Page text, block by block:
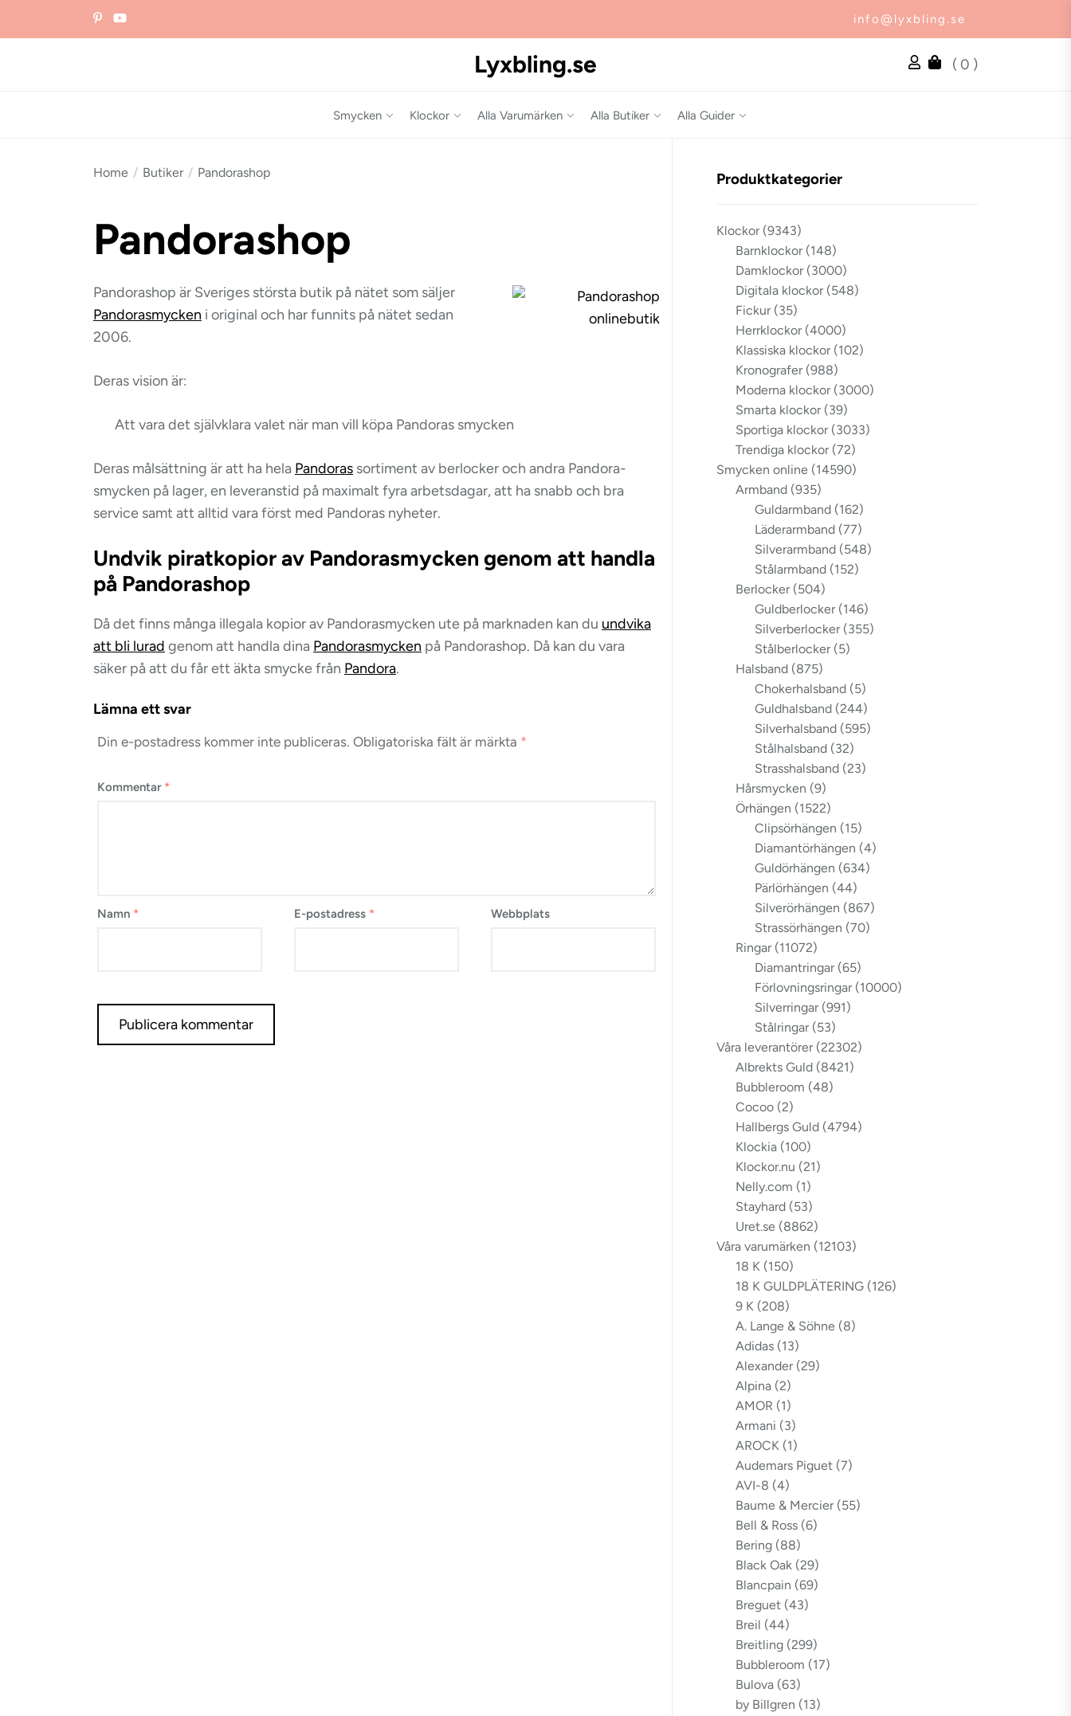
info@lyxbling.se
Lyxbling.se ( 0 )
Smycken Klockor Alla Varumärken Alla Butiker Alla Guider
Home Butiker Pandorashop
Pandorashop
Pandorashop är Sveriges största butik på nätet som säljer
Pandorasmycken i original och har funnits på nätet sedan
2006.
Deras vision är:
Att vara det självklara valet när man vill köpa Pandoras smycken
Deras målsättning är att ha hela Pandoras sortiment av berlocker och andra Pandora-
smycken på lager, en leveranstid på maximalt fyra arbetsdagar, att ha snabb och bra
service samt att alltid vara först med Pandoras nyheter.
Undvik piratkopior av Pandorasmycken genom att handla
på Pandorashop
Då det finns många illegala kopior av Pandorasmycken ute på marknaden kan du undvika
att bli lurad genom att handla dina Pandorasmycken på Pandorashop. Då kan du vara
säker på att du får ett äkta smycke från Pandora.
Lämna ett svar
Din e-postadress kommer inte publiceras. Obligatoriska fält är märkta *
Kommentar *
Namn * E-postadress * Webbplats
Produktkategorier
Klockor (9343)
Barnklockor (148)
Damklockor (3000)
Digitala klockor (548)
Fickur (35)
Herrklockor (4000)
Klassiska klockor (102)
Kronografer (988)
Moderna klockor (3000)
Smarta klockor (39)
Sportiga klockor (3033)
Trendiga klockor (72)
Smycken online (14590)
Armband (935)
Guldarmband (162)
Läderarmband (77)
Silverarmband (548)
Stålarmband (152)
Berlocker (504)
Guldberlocker (146)
Silverberlocker (355)
Stålberlocker (5)
Halsband (875)
Chokerhalsband (5)
Guldhalsband (244)
Silverhalsband (595)
Stålhalsband (32)
Strasshalsband (23)
Hårsmycken (9)
Örhängen (1522)
Clipsörhängen (15)
Diamantörhängen (4)
Guldörhängen (634)
Pärlörhängen (44)
Silverörhängen (867)
Strassörhängen (70)
Ringar (11072)
Diamantringar (65)
Förlovningsringar (10000)
Silverringar (991)
Stålringar (53)
Våra leverantörer (22302)
Albrekts Guld (8421)
Bubbleroom (48)
Cocoo (2)
Hallbergs Guld (4794)
Klockia (100)
Klockor.nu (21)
Nelly.com (1)
Stayhard (53)
Uret.se (8862)
Våra varumärken (12103)
18 K (150)
18 K GULDPLÄTERING (126)
9 K (208)
A. Lange & Söhne (8)
Adidas (13)
Alexander (29)
Alpina (2)
AMOR (1)
Armani (3)
AROCK (1)
Audemars Piguet (7)
AVI-8 (4)
Baume & Mercier (55)
Bell & Ross (6)
Bering (88)
Black Oak (29)
Blancpain (69)
Breguet (43)
Breil (44)
Breitling (299)
Bubbleroom (17)
Bulova (63)
by Billgren (13)